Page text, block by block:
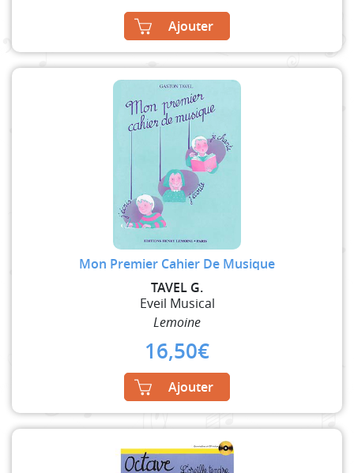
Ajouter
Mon Premier Cahier De Musique
TAVEL G.
Eveil Musical
Lemoine
16,50€
Ajouter